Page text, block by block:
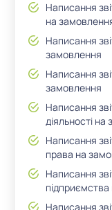
Написання
на
Написання
замовлення
Написання
замовлення
Написання
діяльності
Написання
права на
Написання
Написання